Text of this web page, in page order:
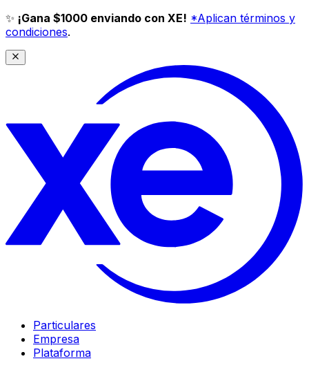
✨ ¡Gana $1000 enviando con XE! *Aplican términos y
condiciones.
Particulares
Empresa
Plataforma